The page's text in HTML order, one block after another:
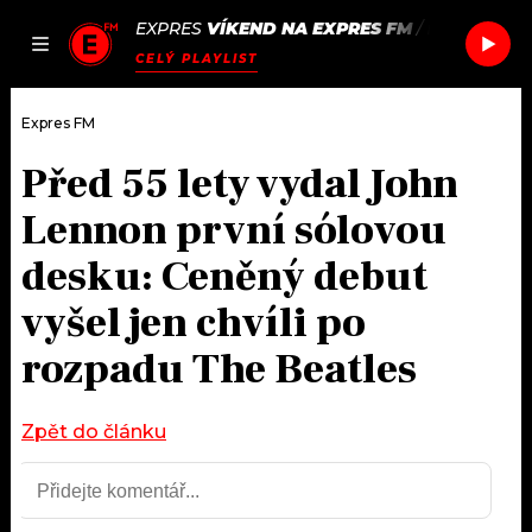
JAK
SEZNAM.CZ
EXPRES VÍKEND NA EXPRES FM/ FOSTER
CELÝ PLAYLIST
DOMŮ
ČLÁNKY
AKTUÁLNĚ
HUDBA
ROZHOVORY
#NEBUDUDOMA
PODCASTY
JAK NALADIT
RÁDIO
APLIKACE
SOUTĚŽE
Expres FM
Před 55 lety vydal John
Lennon první sólovou
desku: Ceněný debut
vyšel jen chvíli po
rozpadu The Beatles
Zpět do článku